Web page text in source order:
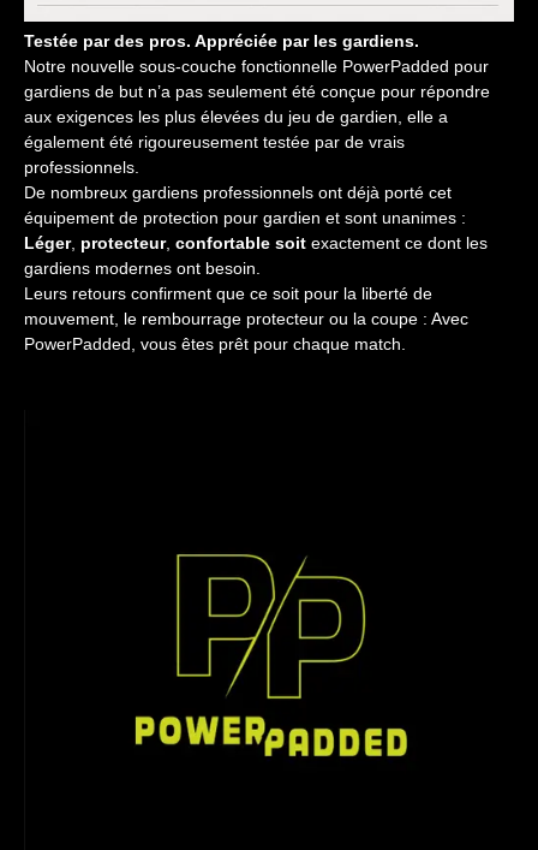
Testée par des pros. Appréciée par les gardiens.
Notre nouvelle sous-couche fonctionnelle PowerPadded pour
gardiens de but n’a pas seulement été conçue pour répondre
aux exigences les plus élevées du jeu de gardien, elle a
également été rigoureusement testée par de vrais
professionnels.
De nombreux gardiens professionnels ont déjà porté cet
équipement de protection pour gardien et sont unanimes :
Léger, protecteur, confortable soit exactement ce dont les
gardiens modernes ont besoin.
Leurs retours confirment que ce soit pour la liberté de
mouvement, le rembourrage protecteur ou la coupe : Avec
PowerPadded, vous êtes prêt pour chaque match.